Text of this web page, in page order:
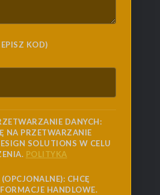
KOD)
DANYCH:
NA PRZETWARZANIE
SOLUTIONS W CELU
POLITYKA
CHCĘ
HANDLOWE.